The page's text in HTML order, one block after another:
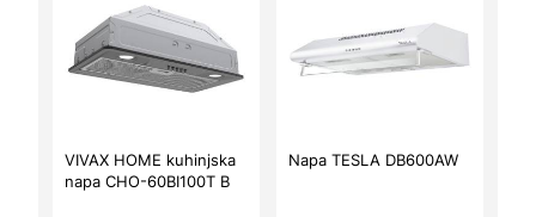
VIVAX HOME kuhinjska
napa CHO-60BI100T B
Napa TESLA DB600AW